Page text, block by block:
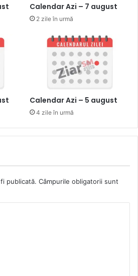
Calendar Azi – 7 august
2 zile în urmă
Calendar Azi – 5 august
4 zile în urmă
publicată. Câmpurile obligatorii sunt